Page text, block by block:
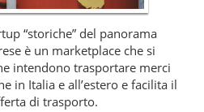
“storiche” del panorama
è un marketplace che si
intendono trasportare merci
in Italia e all’estero e facilita il
di trasporto.